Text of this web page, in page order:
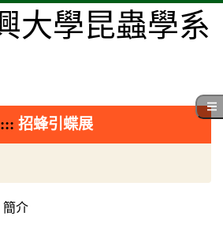
::: 招蜂引蝶展
簡介